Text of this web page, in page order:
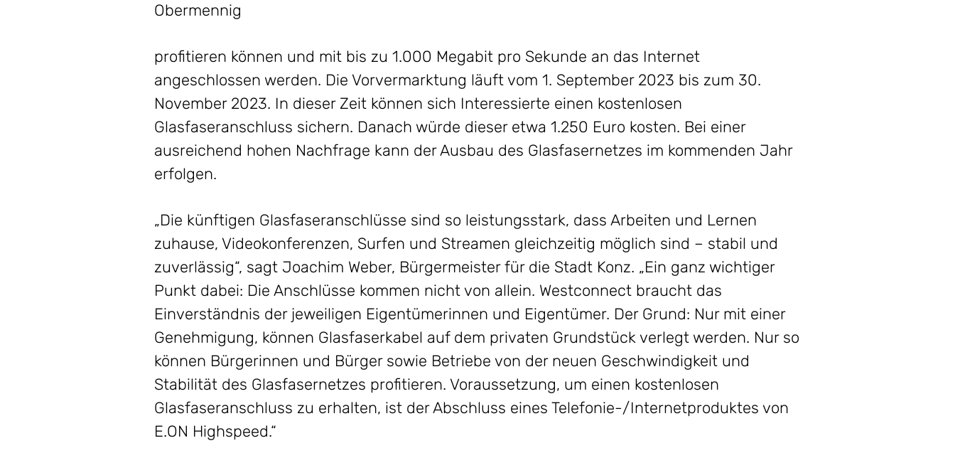
Obermennig
profitieren können und mit bis zu 1.000 Megabit pro Sekunde an das Internet
angeschlossen werden. Die Vorvermarktung läuft vom 1. September 2023 bis zum 30.
November 2023. In dieser Zeit können sich Interessierte einen kostenlosen
Glasfaseranschluss sichern. Danach würde dieser etwa 1.250 Euro kosten. Bei einer
ausreichend hohen Nachfrage kann der Ausbau des Glasfasernetzes im kommenden Jahr
erfolgen.
„Die künftigen Glasfaseranschlüsse sind so leistungsstark, dass Arbeiten und Lernen
zuhause, Videokonferenzen, Surfen und Streamen gleichzeitig möglich sind – stabil und
zuverlässig“, sagt Joachim Weber, Bürgermeister für die Stadt Konz. „Ein ganz wichtiger
Punkt dabei: Die Anschlüsse kommen nicht von allein. Westconnect braucht das
Einverständnis der jeweiligen Eigentümerinnen und Eigentümer. Der Grund: Nur mit einer
Genehmigung, können Glasfaserkabel auf dem privaten Grundstück verlegt werden. Nur so
können Bürgerinnen und Bürger sowie Betriebe von der neuen Geschwindigkeit und
Stabilität des Glasfasernetzes profitieren. Voraussetzung, um einen kostenlosen
Glasfaseranschluss zu erhalten, ist der Abschluss eines Telefonie-/Internetproduktes von
E.ON Highspeed.“